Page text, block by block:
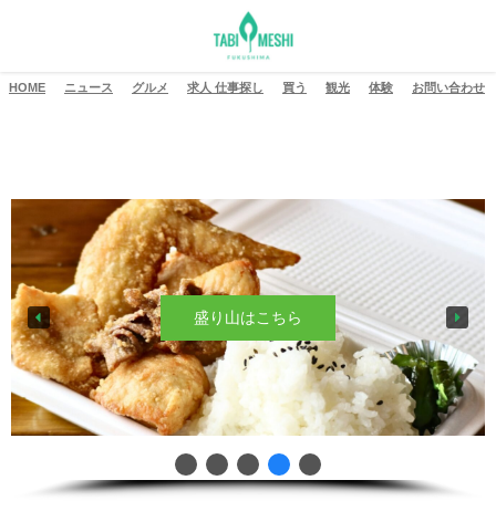
HOME ニュース グルメ 求人 仕事探し 買う 観光 体験 お問い合わせ
盛り山はこちら
防災記事はこちら